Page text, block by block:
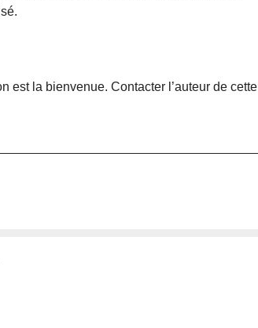
est la bienvenue. Contacter l’auteur de cette